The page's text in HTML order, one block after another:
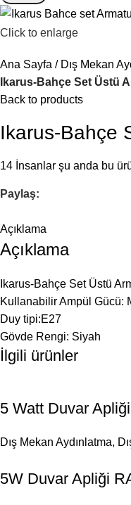
Click to enlarge
Ana Sayfa Dış Mekan
Ikarus-Bahçe Set Üstü
Back to products
Ikarus-Bahçe
14 İnsanlar şu anda bu
Paylaş:
Açıklama
Açıklama
Ikarus-Bahçe Set Üstü
Kullanabilir Ampül Gücü:
Duy tipi:E27
Gövde Rengi: Siyah
İlgili ürünler
5 Watt Duvar
Dış Mekan Aydınlatma,
5W Duvar Apliği